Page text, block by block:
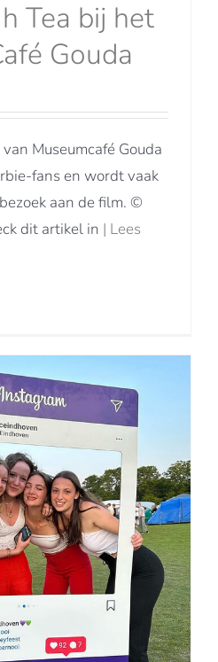
Tea bij het
Gouda
Museumcafé Gouda
fans en wordt vaak
aan de film. ©
dit artikel in | Lees